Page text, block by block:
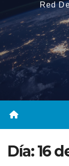
Red
Día:16